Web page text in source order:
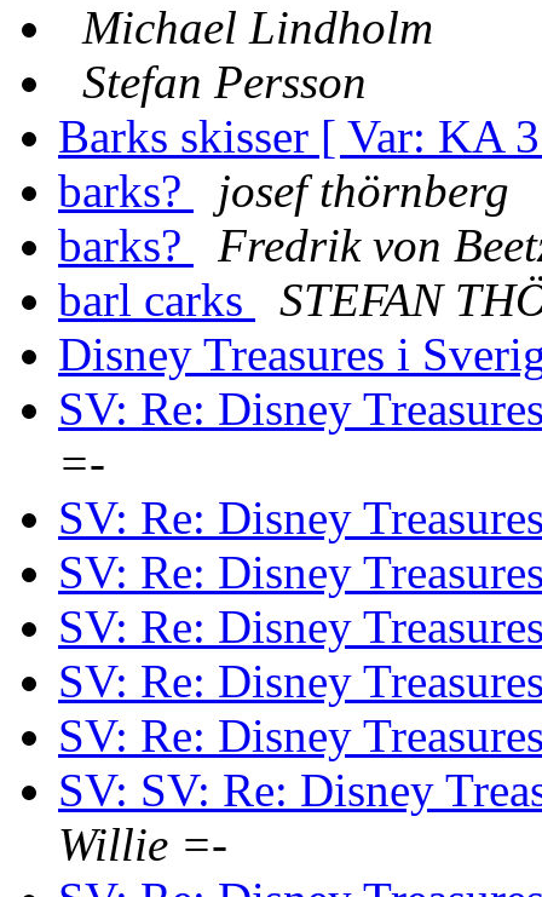
Michael Lindholm
Stefan Persson
Barks skisser [ Var: KA
barks?
josef thörnberg
barks?
Fredrik von
barl carks
STEFAN
Disney Treasures i
SV: Re: Disney
=-
SV: Re: Disney
SV: Re: Disney
SV: Re: Disney
SV: Re: Disney
SV: Re: Disney
SV: SV: Re: Disney
Willie =-